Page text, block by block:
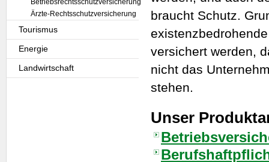
braucht Schutz.
versichert werden,
nicht das
stehen.
Unser
Betriebsrechtsschutzversicherung
Ärzte-Rechtsschutzversicherung
Tourismus
Energie
Landwirtschaft